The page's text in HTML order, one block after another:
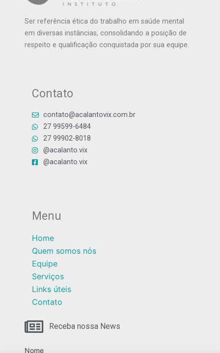
Ser referência ética do trabalho em saúde mental
em diversas instâncias, consolidando a posição de
respeito e qualificação conquistada por sua equipe.
Contato
contato@acalantovix.com.br
27 99599-6484
27 99902-8018
@acalanto.vix
@acalanto.vix
Menu
Home
Quem somos nós
Equipe
Serviços
Links úteis
Contato
Receba nossa News
Nome